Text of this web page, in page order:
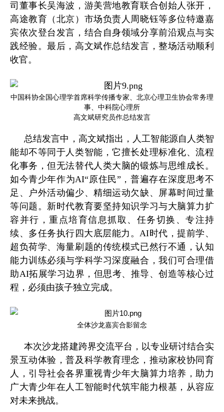
司董事长吴海波，游美营地教育联合创始人张开，
高途教育（北京）市场负责人周晓钰等多位特邀嘉
宾依次登台发言，结合自身领域分享前沿观点与实
践经验。最后，高文斌作总结发言，整场活动顺利
收官。
中国科协全国心理学首席科学传播专家、北京心理卫生协会常务理
事、中科院心理所
高文斌研究员作总结发言
总结发言中，高文斌指出，人工智能源自人类智
能却不等同于人类智能，它擅长处理标准化、流程
化事务，但无法替代人类大脑的锻炼与思维成长。
如今青少年作为AI“原住民”，普遍存在深度思考不
足、户外活动偏少、精细运动欠缺、屏幕时间过量
等问题。新时代教育要坚持知识学习与大脑算力扩
容并行，重点培育信息抓取、任务切换、专注持
续、多任务执行四大底层能力。AI时代，提前学、
超负荷学、海量刷题的传统模式已然行不通，认知
能力训练必须与学科学习深度融合，我们可合理借
助AI拓展学习边界，但思考、推导、创造等核心过
程，必须由孩子独立完成。
全体沙龙嘉宾合影留念
本次沙龙搭建跨界交流平台，以专业研讨结合实
景互动体验，普及科学教育理念，推动家校协同育
人，引导社会各界重视青少年大脑算力培养，助力
广大青少年在人工智能时代筑牢能力根基，从容应
对未来挑战。